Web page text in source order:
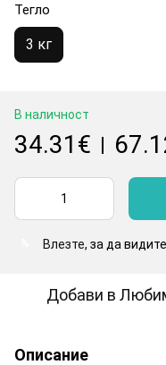
Тегло
3 кг
В наличност
34.31€ |
Влезте, за да
Добави в
Описание